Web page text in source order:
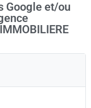
Google et/ou